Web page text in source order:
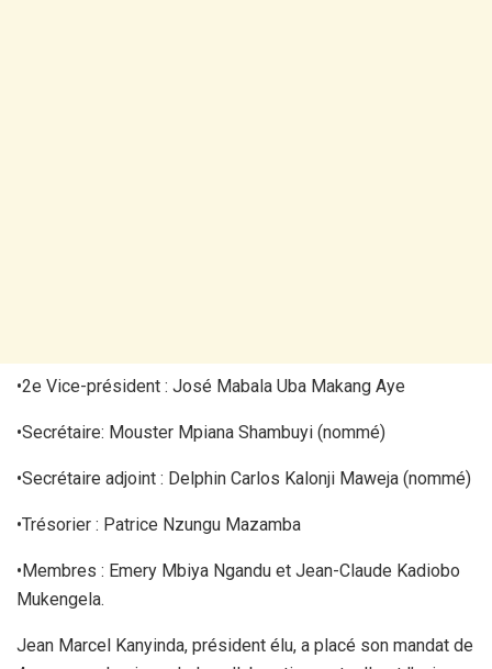
•2e Vice-président : José Mabala Uba Makang Aye
•Secrétaire: Mouster Mpiana Shambuyi (nommé)
•Secrétaire adjoint : Delphin Carlos Kalonji Maweja (nommé)
•Trésorier : Patrice Nzungu Mazamba
•Membres : Emery Mbiya Ngandu et Jean-Claude Kadiobo
Mukengela.
Jean Marcel Kanyinda, président élu, a placé son mandat de